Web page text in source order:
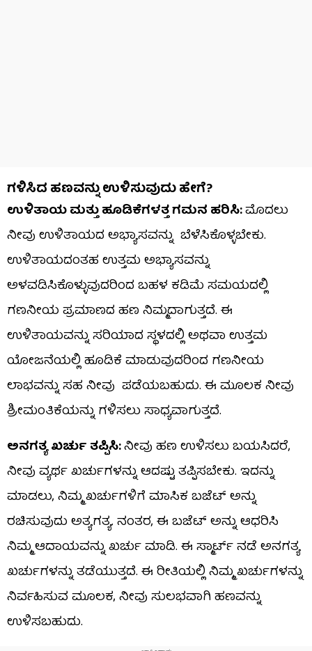
ಗಳಿಸಿದ ಹಣವನ್ನು ಉಳಿಸುವುದು ಹೇಗೆ?
ಉಳಿತಾಯಮತ್ತುಹೂಡಿಕೆಗಳತ್ತಗಮನಹರಿಸಿ:ಮೊದಲು
ನೀವು ಉಳಿತಾಯದ ಅಭ್ಯಾಸವನ್ನು ಬೆಳೆಸಿಕೊಳ್ಳಬೇಕು.
ಉಳಿತಾಯದಂತಹ ಉತ್ತಮ ಅಭ್ಯಾಸವನ್ನು
ಅಳವಡಿಸಿಕೊಳ್ಳುವುದರಿಂದ ಬಹಳ ಕಡಿಮೆ ಸಮಯದಲ್ಲಿ
ಗಣನೀಯ ಪ್ರಮಾಣದ ಹಣ ನಿಮ್ಮದಾಗುತ್ತದೆ. ಈ
ಉಳಿತಾಯವನ್ನು ಸರಿಯಾದ ಸ್ಥಳದಲ್ಲಿ ಅಥವಾ ಉತ್ತಮ
ಯೋಜನೆಯಲ್ಲಿ ಹೂಡಿಕೆ ಮಾಡುವುದರಿಂದ ಗಣನೀಯ
ಲಾಭವನ್ನು ಸಹ ನೀವು ಪಡೆಯಬಹುದು. ಈ ಮೂಲಕ ನೀವು
ಶ್ರೀಮಂತಿಕೆಯನ್ನು ಗಳಿಸಲು ಸಾಧ್ಯವಾಗುತ್ತದೆ.
ಅನಗತ್ಯಖರ್ಚುತಪ್ಪಿಸಿ:ನೀವು ಹಣ ಉಳಿಸಲು ಬಯಸಿದರೆ,
ನೀವು ವ್ಯರ್ಥ ಖರ್ಚುಗಳನ್ನು ಆದಷ್ಟು ತಪ್ಪಿಸಬೇಕು. ಇದನ್ನು
ಮಾಡಲು, ನಿಮ್ಮ ಖರ್ಚುಗಳಿಗೆ ಮಾಸಿಕ ಬಜೆಟ್ ಅನ್ನು
ರಚಿಸುವುದು ಅತ್ಯಗತ್ಯ. ನಂತರ, ಈ ಬಜೆಟ್ ಅನ್ನು ಆಧರಿಸಿ
ನಿಮ್ಮ ಆದಾಯವನ್ನು ಖರ್ಚು ಮಾಡಿ. ಈ ಸ್ಮಾರ್ಟ್‌ ನಡೆ ಅನಗತ್ಯ
ಖರ್ಚುಗಳನ್ನು ತಡೆಯುತ್ತದೆ. ಈ ರೀತಿಯಲ್ಲಿ ನಿಮ್ಮ ಖರ್ಚುಗಳನ್ನು
ನಿರ್ವಹಿಸುವ ಮೂಲಕ, ನೀವು ಸುಲಭವಾಗಿ ಹಣವನ್ನು
ಉಳಿಸಬಹುದು.